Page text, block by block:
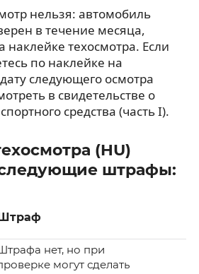
нельзя: автомобиль
в течение месяца,
наклейке техосмотра. Если
по наклейке на
следующего осмотра
в свидетельстве о
средства (часть I).
(HU)
следующие штрафы:
нет, но при
могут сделать